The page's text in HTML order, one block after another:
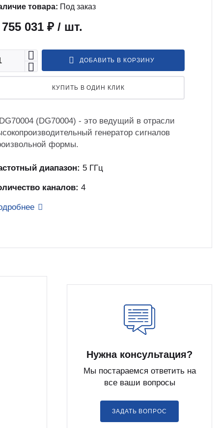
товара: Под заказ
031 ₽ / шт.
ДОБАВИТЬ В КОРЗИНУ
КУПИТЬ В ОДИН КЛИК
(DG70004) - это ведущий в отрасли
генератор сигналов
формы.
диапазон: 5 ГГц
каналов: 4
Нужна консультация?
Мы постараемся ответить на
все ваши вопросы
ЗАДАТЬ ВОПРОС